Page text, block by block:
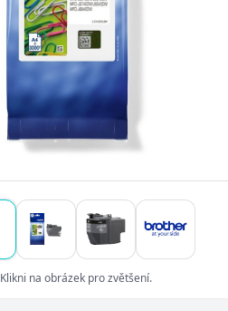
Klikni na obrázek pro zvětšení.